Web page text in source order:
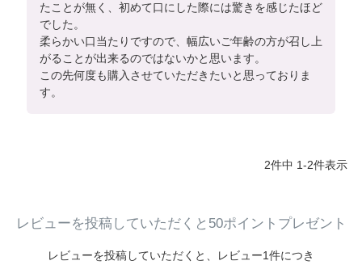
たことが無く、初めて口にした際には驚きを感じたほど
でした。
柔らかい口当たりですので、幅広いご年齢の方が召し上
がることが出来るのではないかと思います。
この先何度も購入させていただきたいと思っておりま
す。
2件中 1-2件表示
レビューを投稿していただくと50ポイントプレゼント
レビューを投稿していただくと、
レビュー1件につき